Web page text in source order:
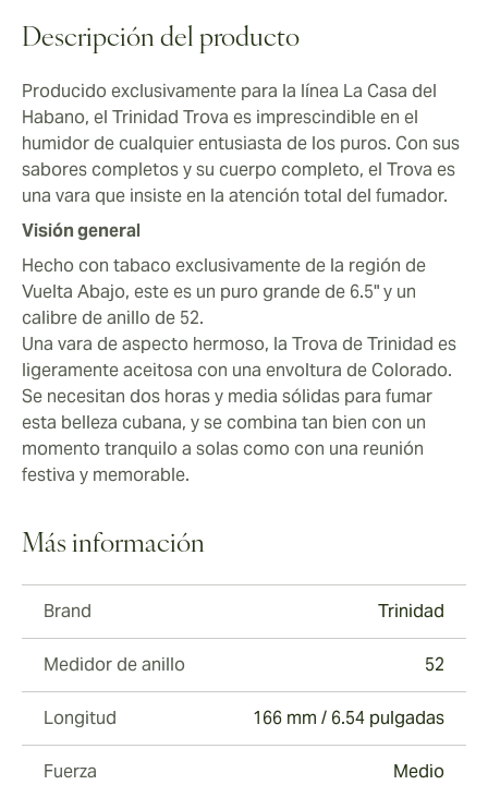
y sabor, y termina con mucho humo fragante y una
mezcla de crema, nueces tostadas y especias.
Descripción del producto
Producido exclusivamente para la línea La Casa del
Habano, el Trinidad Trova es imprescindible en el
humidor de cualquier entusiasta de los puros. Con sus
sabores completos y su cuerpo completo, el Trova es
una vara que insiste en la atención total del fumador.
Visión general
Hecho con tabaco exclusivamente de la región de
Vuelta Abajo, este es un puro grande de 6.5" y un
calibre de anillo de 52.
Una vara de aspecto hermoso, la Trova de Trinidad es
ligeramente aceitosa con una envoltura de Colorado.
Se necesitan dos horas y media sólidas para fumar
esta belleza cubana, y se combina tan bien con un
momento tranquilo a solas como con una reunión
festiva y memorable.
Más información
Brand Trinidad
Medidor de anillo 52
Longitud 166 mm / 6.54 pulgadas
Fuerza Medio